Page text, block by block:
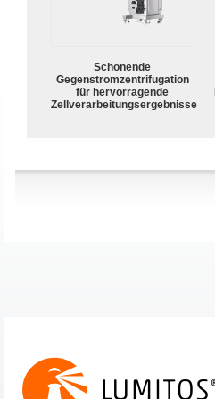
Schonende
Gegenstromzentrifugation
für hervorragende
Zellverarbeitungsergebnisse